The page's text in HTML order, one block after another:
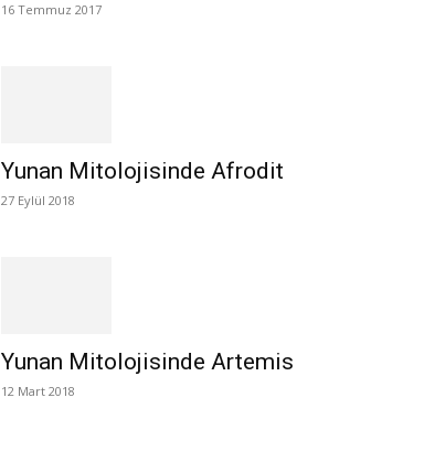
16 Temmuz 2017
Yunan Mitolojisinde Afrodit
27 Eylül 2018
Yunan Mitolojisinde Artemis
12 Mart 2018